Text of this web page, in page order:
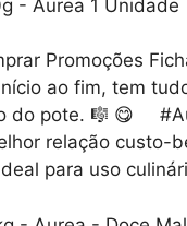
Promoções
ao fim, tem
do pote. 🎼
relação custo-
para uso